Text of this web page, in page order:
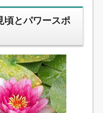
頃とパワースポ